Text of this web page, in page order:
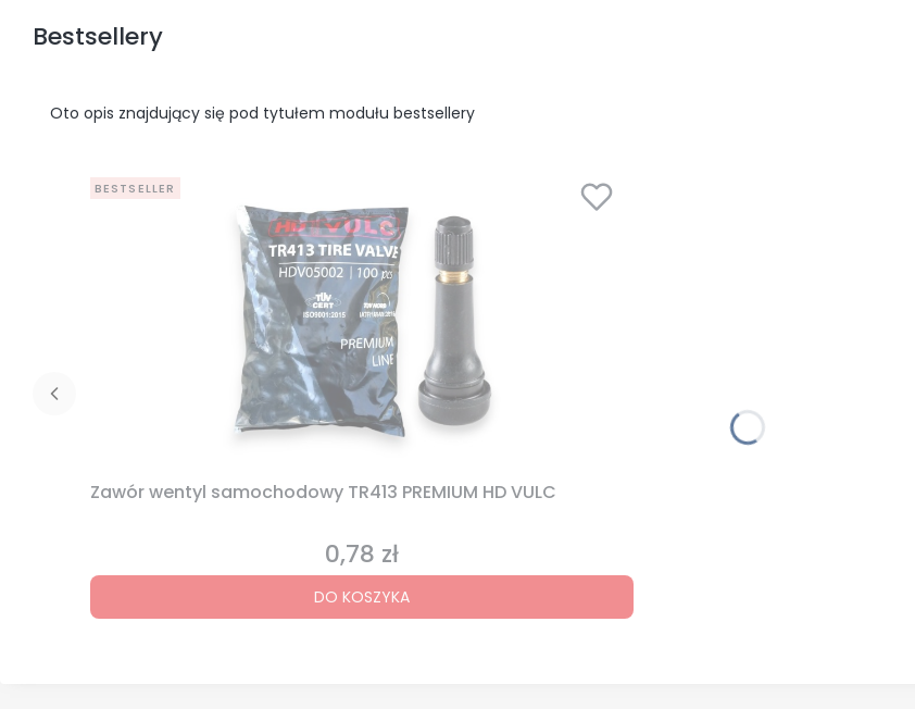
Bestsellery
Oto opis znajdujący się pod tytułem modułu bestsellery
BESTSELLER
Zawór wentyl samochodowy TR413 PREMIUM HD VULC
Cena
0,78 zł
DO KOSZYKA